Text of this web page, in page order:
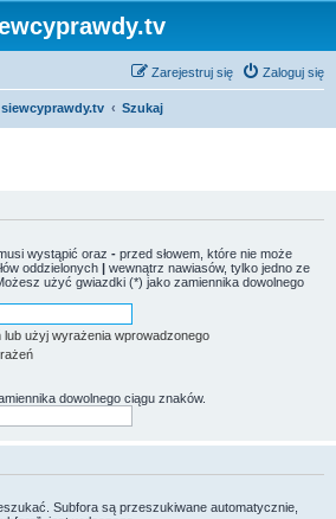
Zaloguj się
Zarejestruj się
siewcyprawdy.tv Szukaj
wystąpić oraz - przed słowem, które nie może
oddzielonych | wewnątrz nawiasów, tylko jedno ze
użyć gwiazdki (*) jako zamiennika dowolnego
użyj wyrażenia wprowadzonego
dowolnego ciągu znaków.
Subfora są przeszukiwane automatycznie,